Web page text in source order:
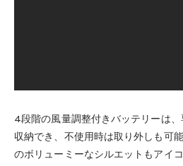
4段階の風量調整付きバッテリーは
収納でき、不使用時は取り外しも可
のボリューミーなシルエットもアイ